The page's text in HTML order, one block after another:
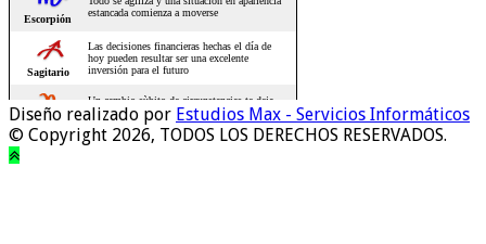
Diseño realizado por Estudios Max - Servicios Informáticos
© Copyright 2026, TODOS LOS DERECHOS RESERVADOS.